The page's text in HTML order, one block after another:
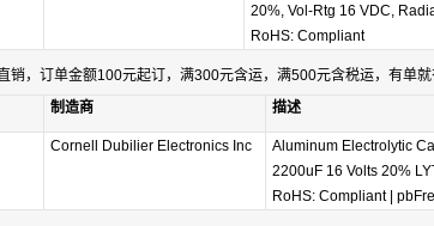
20%, Vol-Rtg 16 VDC,
RoHS: Compliant
销，订单金额100元起订，满300元含运，满500元含税运，有单
制造商 描述
Cornell Dubilier Electronics Inc
Aluminum Electrolytic
2200uF 16 Volts 20%
RoHS: Compliant